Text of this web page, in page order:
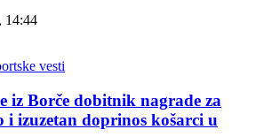
14:44
vesti
iz Borče dobitnik nagrade za
i izuzetan doprinos košarci u